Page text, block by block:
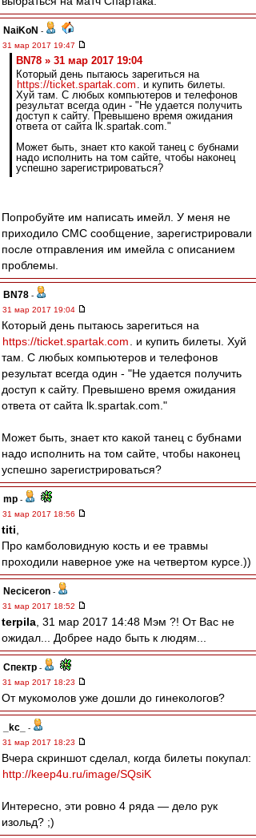
NaiKoN -
31 мар 2017 19:47
BN78 » 31 мар 2017 19:04
Который день пытаюсь зарегиться на
https://ticket.spartak.com . и купить билеты.
Хуй там. С любых компьютеров и телефонов
результат всегда один - "Не удается получить
доступ к сайту. Превышено время ожидания
ответа от сайта lk.spartak.com."
Может быть, знает кто какой танец с бубнами
надо исполнить на том сайте, чтобы наконец
успешно зарегистрироваться?
Попробуйте им написать имейл. У меня не
приходило СМС сообщение, зарегистрировали
после отправления им имейла с описанием
проблемы.
BN78 -
31 мар 2017 19:04
Который день пытаюсь зарегиться на
https://ticket.spartak.com
. и купить билеты. Хуй
там. С любых компьютеров и телефонов
результат всегда один - "Не удается получить
доступ к сайту. Превышено время ожидания
ответа от сайта lk.spartak.com."
Может быть, знает кто какой танец с бубнами
надо исполнить на том сайте, чтобы наконец
успешно зарегистрироваться?
mp -
31 мар 2017 18:56
titi
Про камболовидную кость и ее травмы
проходили наверное уже на четвертом курсе.))
Neciceron -
31 мар 2017 18:52
terpila , 31 мар 2017 14:48 Мэм ?! От Вас не
ожидал... Добрее надо быть к людям...
Спектр -
31 мар 2017 18:23
От мукомолов уже дошли до гинекологов?
_kc_
-
31 мар 2017 18:23
Вчера скриншот сделал, когда билеты покупал:
http://keep4u.ru/image/SQsiK
Интересно, эти ровно 4 ряда — дело рук
изольд? ;)